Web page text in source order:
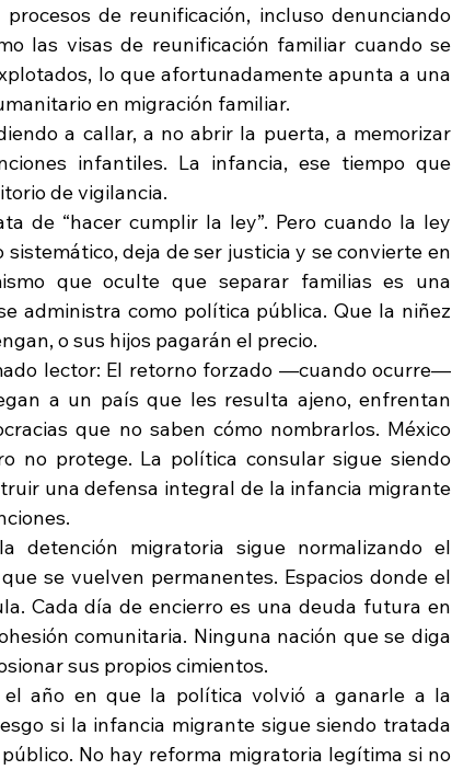
de reunificación, incluso denunciando
las visas de reunificación familiar cuando se
lo que afortunadamente apunta a una
en migración familiar.
a callar, a no abrir la puerta, a memorizar
infantiles. La infancia, ese tiempo que
de vigilancia.
de “hacer cumplir la ley”. Pero cuando la ley
deja de ser justicia y se convierte en
que oculte que separar familias es una
administra como política pública. Que la niñez
o sus hijos pagarán el precio.
lector: El retorno forzado —cuando ocurre—
a un país que les resulta ajeno, enfrentan
que no saben cómo nombrarlos. México
no protege. La política consular sigue siendo
una defensa integral de la infancia migrante
detención migratoria sigue normalizando el
se vuelven permanentes. Espacios donde el
Cada día de encierro es una deuda futura en
comunitaria. Ninguna nación que se diga
sus propios cimientos.
año en que la política volvió a ganarle a la
si la infancia migrante sigue siendo tratada
No hay reforma migratoria legítima si no